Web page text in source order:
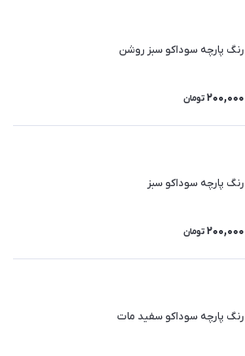
رنگ پارچه سوداکو سبز روشن
200,000 تومان
رنگ پارچه سوداکو سبز
200,000 تومان
رنگ پارچه سوداکو سفید مات